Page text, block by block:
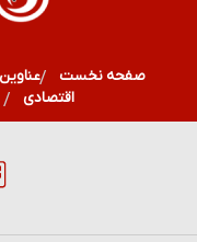
صفحه نخست عناوین
اقتصادی